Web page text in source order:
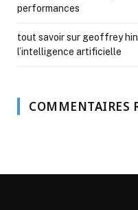
performances
tout savoir sur geoffrey
l’intelligence artificielle
COMMENTAIRES